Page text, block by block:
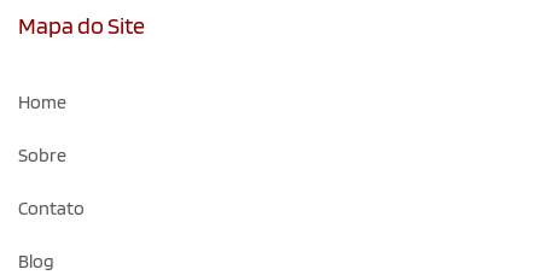
Mapa do Site
Home
Sobre
Contato
Blog